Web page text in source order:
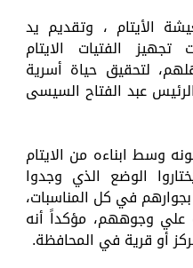
الأيتام ، وتقديم يد
الفتيات الايتام
لتحقيق حياة أسرية
عبد الفتاح السيسى
وسط ابناءه من الايتام
الوضع الذي وجدوا
في كل المناسبات،
وجوههم، مؤكداً أنه
أو قرية في المحافظة.